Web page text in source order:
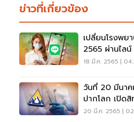
ข่าวที่เกี่ยวข้อง
เปลี่ยนโรงพย
2565 ผ่านไล
เลย
18 มี.ค. 2565 |
วันที่ 20 มีนา
ปากโลก เปิด
สังคม 2565
20 มี.ค. 2565 |